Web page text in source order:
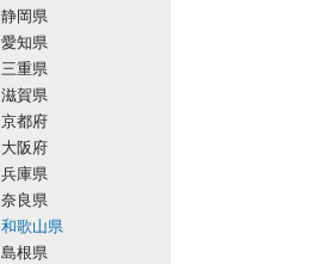
静岡県
愛知県
三重県
滋賀県
京都府
大阪府
兵庫県
奈良県
和歌山県
島根県